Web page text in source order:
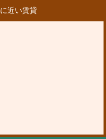
に近い賃貸